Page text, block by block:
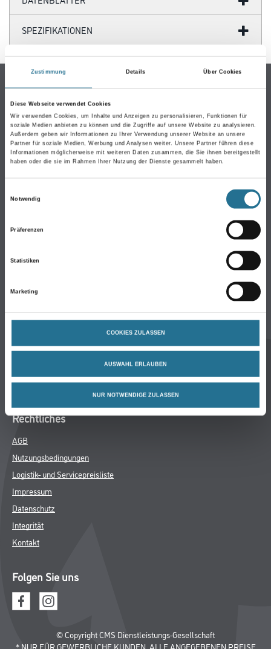
Zustimmung Details Über Cookies
Diese Webseite verwendet Cookies
Wir verwenden Cookies, um Inhalte und Anzeigen zu personalisieren, Funktionen für
soziale Medien anbieten zu können und die Zugriffe auf unsere Website zu analysieren.
Außerdem geben wir Informationen zu Ihrer Verwendung unserer Website an unsere
Partner für soziale Medien, Werbung und Analysen weiter. Unsere Partner führen diese
Informationen möglicherweise mit weiteren Daten zusammen, die Sie ihnen bereitgestellt
haben oder die sie im Rahmen Ihrer Nutzung der Dienste gesammelt haben.
Notwendig
Präferenzen
Statistiken
Marketing
COOKIES ZULASSEN
AUSWAHL ERLAUBEN
NUR NOTWENDIGE ZULASSEN
SPEZIFIKATIONEN
Online-Shop
Farbe
WDV-Systeme
Trockenbau
Putze- und Spachtelmassen
Verbrauchsmaterialien
Gustav Knittel Farben
Aktuelles
Standorte
Sortiment
FAQ
Rechtliches
AGB
Nutzungsbedingungen
Logistik- und Servicepreisliste
Impressum
Datenschutz
Integrität
Kontakt
Folgen Sie uns
© Copyright CMS Dienstleistungs-Gesellschaft
* NUR FÜR GEWERBLICHE KUNDEN. ALLE ANGEGEBENEN PREISE